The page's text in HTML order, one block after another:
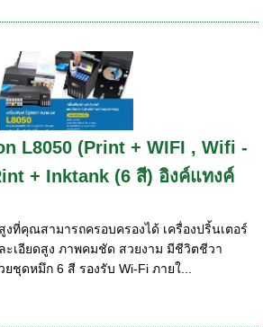
L8050 (Print + WIFI , Wifi -
+ Inktank (6 สี) อิงค์แทงค์
งที่คุณสามารถครอบครองได้ เครื่องปริ้นเตอร์
ะเอียดสูง ภาพคมชัด สวยงาม มีชีวิตชีวา
ชุดหมึก 6 สี รองรับ Wi-Fi ภายใ...